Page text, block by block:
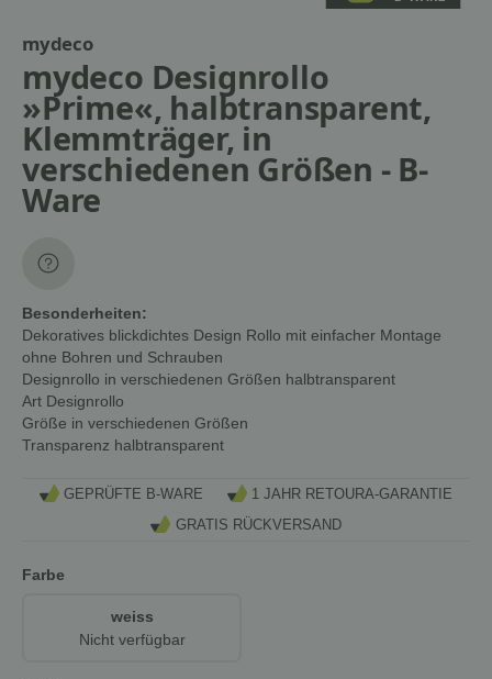
mydeco
mydeco Designrollo
»Prime«, halbtransparent,
Klemmträger, in
verschiedenen Größen - B-
Ware
Besonderheiten:
Dekoratives blickdichtes Design Rollo mit einfacher Montage
ohne Bohren und Schrauben
Designrollo in verschiedenen Größen halbtransparent
Art Designrollo
Größe in verschiedenen Größen
Transparenz halbtransparent
GEPRÜFTE B-WARE
1 JAHR RETOURA-GARANTIE
GRATIS RÜCKVERSAND
Farbe
weiss
Nicht verfügbar